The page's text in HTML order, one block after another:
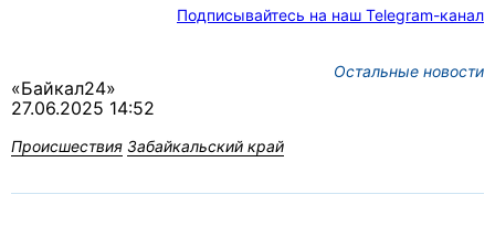
Подписывайтесь на наш Telegram-канал
Остальные новости
«Байкал24»
27.06.2025 14:52
Происшествия Забайкальский край